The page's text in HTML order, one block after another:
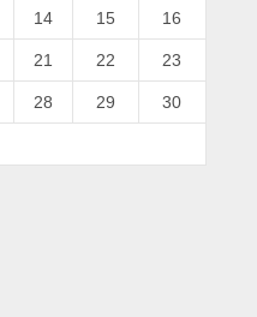
14 15 16
21 22 23
28 29 30